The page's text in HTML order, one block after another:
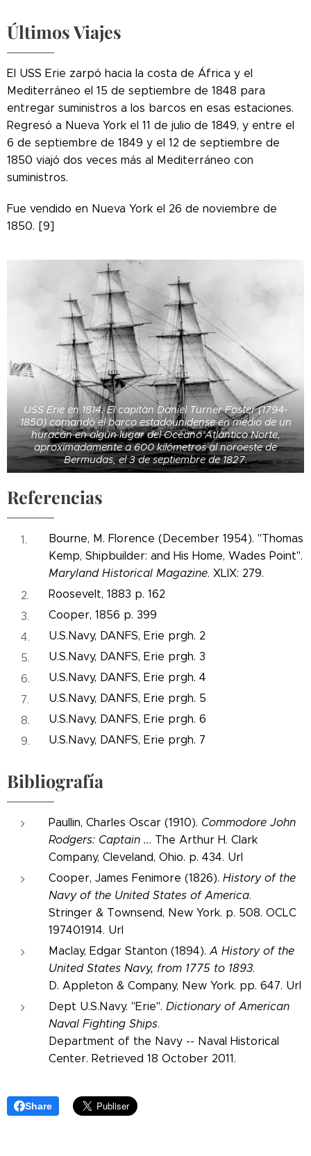
Últimos Viajes
El USS Erie zarpó hacia la costa de África y el
Mediterráneo el 15 de septiembre de 1848 para
entregar suministros a los barcos en esas estaciones.
Regresó a Nueva York el 11 de julio de 1849, y entre el
6 de septiembre de 1849 y el 12 de septiembre de
1850 viajó dos veces más al Mediterráneo con
suministros.
Fue vendido en Nueva York el 26 de noviembre de
1850. [9]
USS Erie en 1814. El capitán Daniel Turner Foster (1794-
1850) comandó el barco estadounidense en medio de un
huracán en algún lugar del Océano Atlántico Norte,
aproximadamente a 600 kilómetros al noroeste de
Bermudas, el 3 de septiembre de 1827.
Referencias
Bourne, M. Florence (December 1954). "Thomas
Kemp, Shipbuilder: and His Home, Wades Point".
Maryland Historical Magazine. XLIX: 279.
Roosevelt, 1883 p. 162
Cooper, 1856 p. 399
U.S.Navy, DANFS, Erie prgh. 2
U.S.Navy, DANFS, Erie prgh. 3
U.S.Navy, DANFS, Erie prgh. 4
U.S.Navy, DANFS, Erie prgh. 5
U.S.Navy, DANFS, Erie prgh. 6
U.S.Navy, DANFS, Erie prgh. 7
Bibliografía
Paullin, Charles Oscar (1910). Commodore John
Rodgers: Captain ... The Arthur H. Clark
Company, Cleveland, Ohio. p. 434. Url
Cooper, James Fenimore (1826). History of the
Navy of the United States of America.
Stringer & Townsend, New York. p. 508. OCLC
197401914. Url
Maclay, Edgar Stanton (1894).A History of the
United States Navy, from 1775 to 1893.
D. Appleton & Company, New York. pp. 647. Url
Dept U.S.Navy. "Erie". Dictionary of American
Naval Fighting Ships.
Department of the Navy -- Naval Historical
Center. Retrieved 18 October 2011.
Share